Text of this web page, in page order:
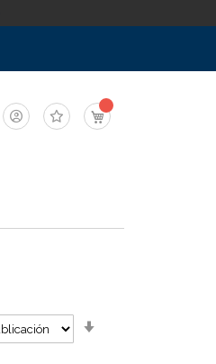
Mi carrito